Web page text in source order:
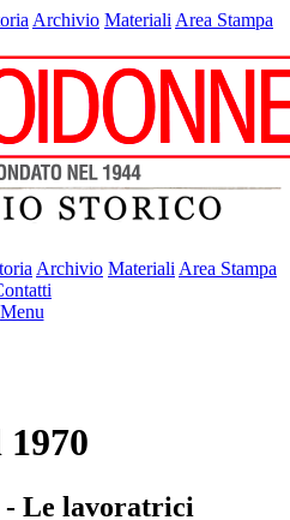
Archivio Materiali Area Stampa
Archivio Materiali Area Stampa
Menu
- Le lavoratrici